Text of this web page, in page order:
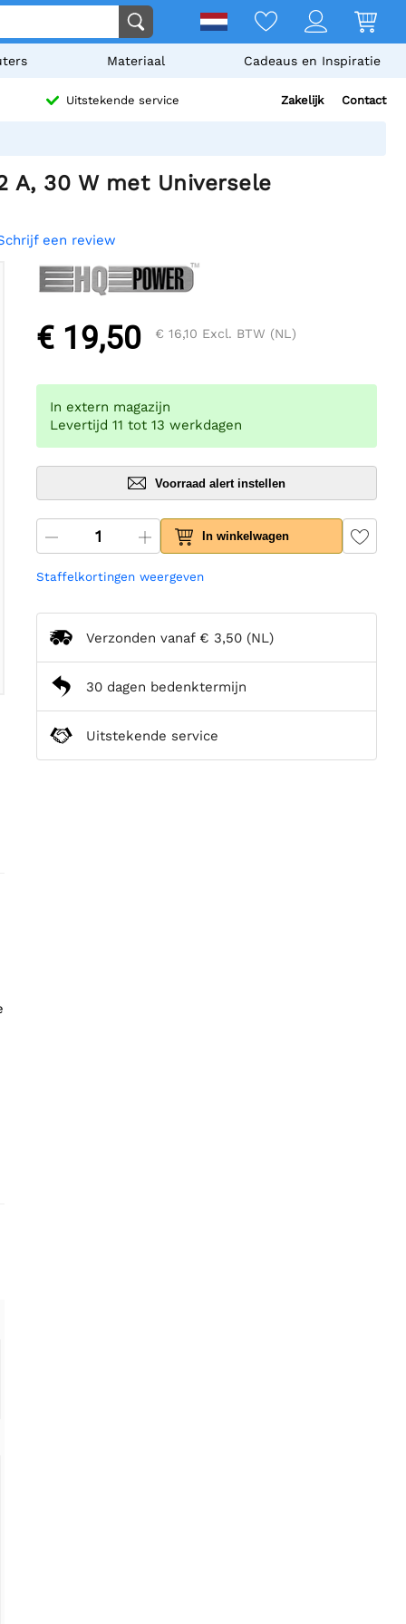
Materiaal Cadeaus en Inspiratie
Uitstekende service Zakelijk Contact
A, 30 W met Universele
een review
€ 19,50 € 16,10 Excl. BTW (NL)
In extern magazijn
Levertijd 11 tot 13 werkdagen
Voorraad alert instellen
In winkelwagen
Staffelkortingen weergeven
Verzonden vanaf € 3,50 (NL)
30 dagen bedenktermijn
Uitstekende service